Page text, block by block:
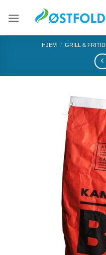
HJEM / GRILL & FRITID